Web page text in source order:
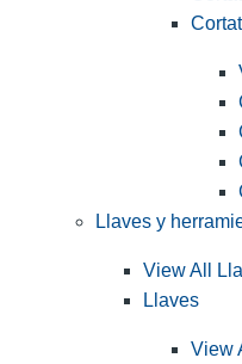
Llaves y
View All
Llaves
View